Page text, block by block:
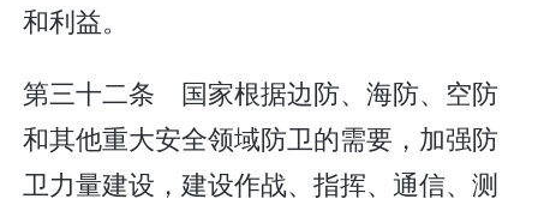
和利益。
第三十二条 国家根据边防、海防、空防
和其他重大安全领域防卫的需要，加强防
卫力量建设，建设作战、指挥、通信、测